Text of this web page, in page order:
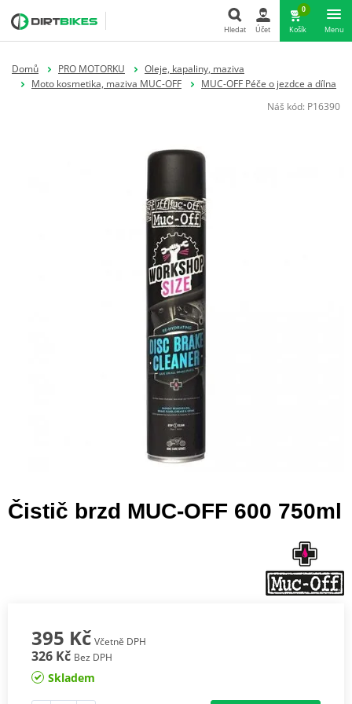
Hledat Účet
0
Košík Menu
Domů PRO MOTORKU
Oleje, kapaliny, maziva
Moto kosmetika, maziva MUC-OFF
MUC-OFF Péče o jezdce a dílna
Náš kód: P16390
Čistič brzd MUC-OFF 600 750ml
395 Kč Včetně DPH
326 Kč Bez DPH
Skladem